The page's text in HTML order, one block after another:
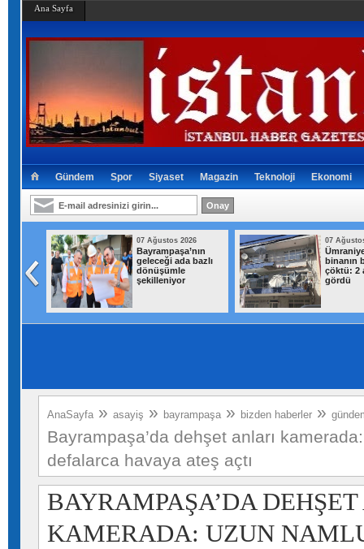
Ana Sayfa
Gündem Spor Siyaset Magazin Teknoloji Ekonomi
07 Ağustos 2026
Bayrampaşa’nın
geleceği ada bazlı
dönüşümle
şekilleniyor
07
binanın
çöktü: 2
gördü
AnaSayfa » asayiş » bayrampaşa » bizden haberler »
Bayrampaşa’da dehşet anları
defalarca havaya ateş açtı
BAYRAMPAŞA’DA
KAMERADA: UZUN